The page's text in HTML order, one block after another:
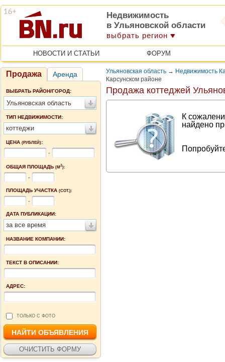
Недвижимость
в Ульяновской области
выбрать регион
НОВОСТИ И СТАТЬИ ФОРУМ
Продажа Аренда
ВЫБРАТЬ РАЙОН/ГОРОД:
Ульяновская область
ТИП НЕДВИЖИМОСТИ:
коттеджи
ЦЕНА (РУБЛЕЙ):
-
ОБЩАЯ ПЛОЩАДЬ (М2):
-
ПЛОЩАДЬ УЧАСТКА (СОТ.):
-
ДАТА ПУБЛИКАЦИИ:
за все время
НАЗВАНИЕ КОМПАНИИ:
ТЕКСТ В ОПИСАНИИ:
АДРЕС:
ТОЛЬКО С ФОТО
Ульяновская область → Недвижимость
Карсунском районе
Продажа коттеджей
К
найдено